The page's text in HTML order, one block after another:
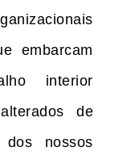
embarcam
interior
de
dos nossos